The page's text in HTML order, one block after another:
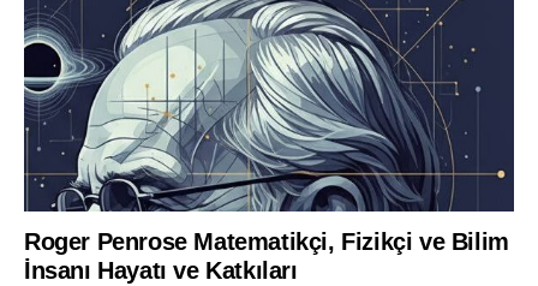
Roger Penrose Matematikçi, Fizikçi ve Bilim
İnsanı Hayatı ve Katkıları